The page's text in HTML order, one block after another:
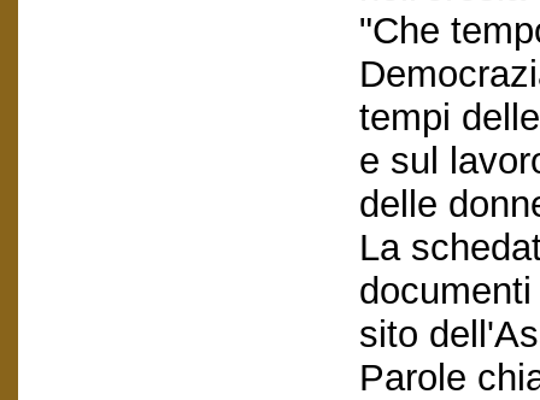
"Che
tempi
e sul
delle
La
sito
Parole